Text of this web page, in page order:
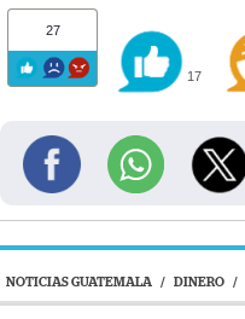
27
17
NOTICIAS GUATEMALA / DINERO /